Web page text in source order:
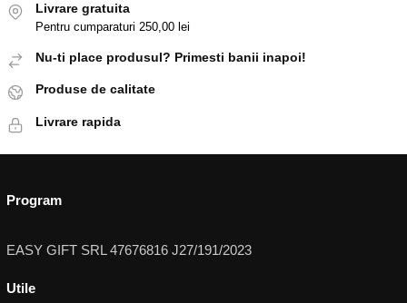
Livrare gratuita
Pentru cumparaturi 250,00 lei
Nu-ti place produsul? Primesti banii inapoi!
Produse de calitate
Livrare rapida
Program
EASY GIFT SRL 47676816 J27/191/2023
Utile